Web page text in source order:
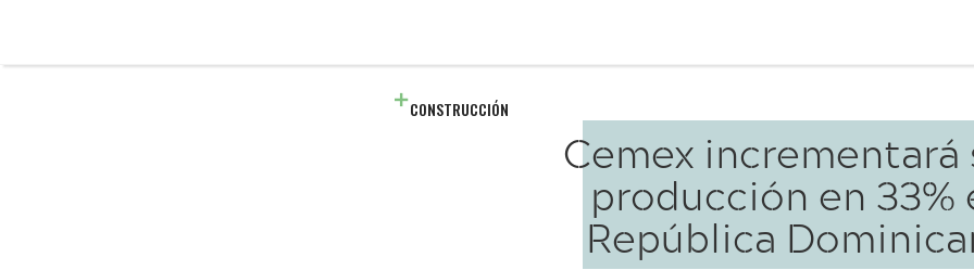
CONSTRUCCIÓN
Cemex incrementará
producción en 33%
República